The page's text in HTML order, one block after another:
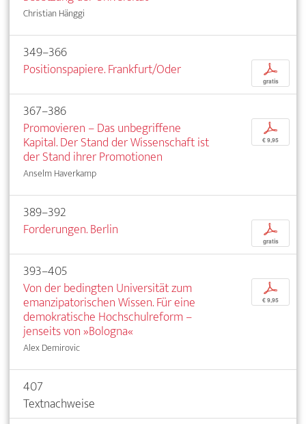
Christian Hänggi
349–366
Positionspapiere. Frankfurt/Oder
p
gratis
367–386
Promovieren – Das unbegriffene
Kapital. Der Stand der Wissenschaft ist
der Stand ihrer Promotionen
Anselm Haverkamp
p
€ 9,95
389–392
Forderungen. Berlin
p
gratis
393–405
Von der bedingten Universität zum
emanzipatorischen Wissen. Für eine
demokratische Hochschulreform –
jenseits von »Bologna«
Alex Demirovic
p
€ 9,95
407
Textnachweise